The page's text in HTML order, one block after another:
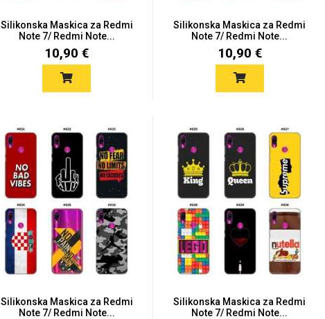
Silikonska Maskica za Redmi
Note 7/ Redmi Note...
10,90 €
Silikonska Maskica za Redmi
Note 7/ Redmi Note...
10,90 €
Silikonska Maskica za Redmi
Note 7/ Redmi Note...
Silikonska Maskica za Redmi
Note 7/ Redmi Note...